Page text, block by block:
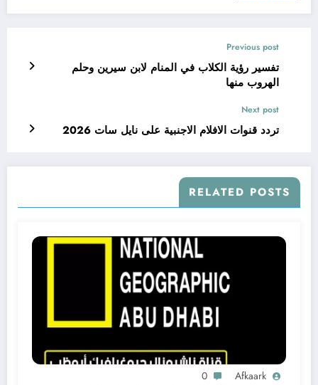
Previous post
تفسير رؤية الكلاب في المنام لابن سيرين وحلم
الهروب منها
Next post
تردد قنوات الافلام الاجنبية على نايل سات 2026
RELATED POSTS
Afkaark
0